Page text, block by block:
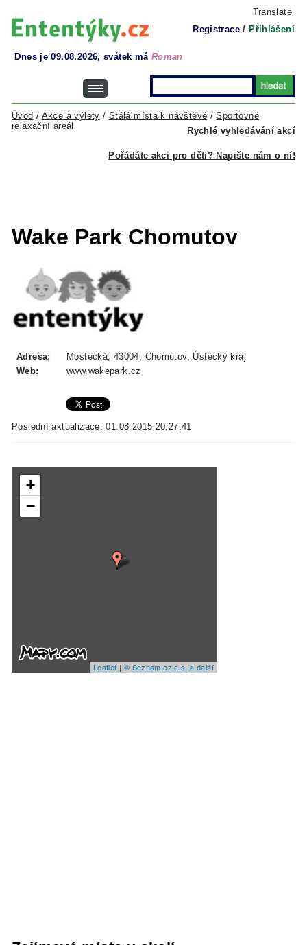
Translate
Registrace / Přihlášení
Dnes je 09.08.2026, svátek má Roman
Rychlé vyhledávání akcí
Úvod / Akce a výlety / Stálá místa k návštěvě /Sportovně
relaxační areál
Pořádáte akci pro děti? Napište nám o ní!
Wake Park Chomutov
Adresa:
Mostecká, 43004, Chomutov, Ústecký kraj
Web:
www.wakepark.cz
Poslední aktualizace: 01.08.2015 20:27:41
+
−
Leaflet | © Seznam.cz a.s. a další